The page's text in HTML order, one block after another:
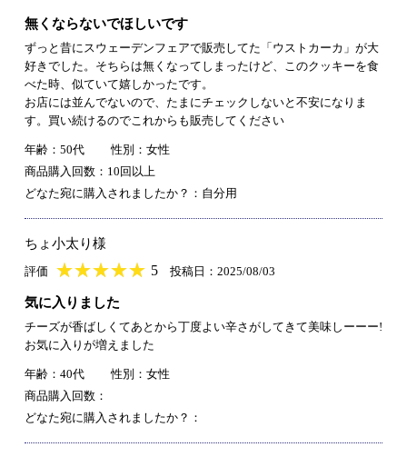
無くならないでほしいです
ずっと昔にスウェーデンフェアで販売してた「ウストカーカ」が大
好きでした。そちらは無くなってしまったけど、このクッキーを食
べた時、似ていて嬉しかったです。
お店には並んでないので、たまにチェックしないと不安になりま
す。買い続けるのでこれからも販売してください
年齢：50代
性別：女性
商品購入回数：10回以上
どなた宛に購入されましたか？：自分用
ちょ小太り様
評価 ★★★★★
★★★★★ 5 投稿日：2025/08/03
気に入りました
チーズが香ばしくてあとから丁度よい辛さがしてきて美味しーーー!
お気に入りが増えました
年齢：40代
性別：女性
商品購入回数：
どなた宛に購入されましたか？：